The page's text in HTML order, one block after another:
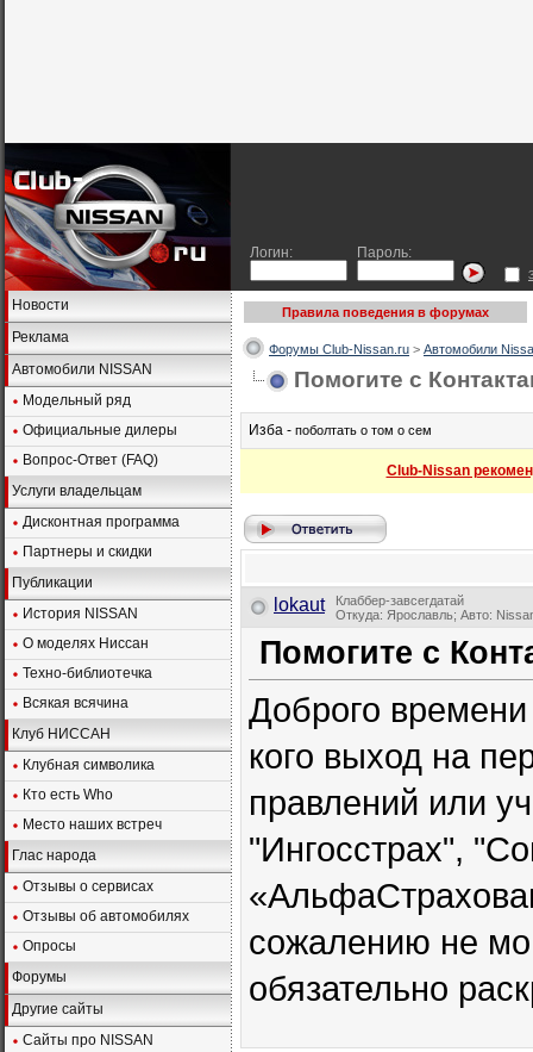
Логин: Пароль:
Новости
Реклама
Автомобили NISSAN
Модельный ряд
Официальные дилеры
Вопрос-Ответ (FAQ)
Услуги владельцам
Дисконтная программа
Партнеры и скидки
Публикации
История NISSAN
О моделях Ниссан
Техно-библиотечка
Всякая всячина
Клуб НИССАН
Клубная символика
Кто есть Who
Место наших встреч
Глас народа
Отзывы о сервисах
Отзывы об автомобилях
Опросы
Форумы
Другие сайты
Сайты про NISSAN
Правила поведения в форумах
Форумы Club-Nissan.ru > Автомобили
Помогите с
Изба - поболтать о том о сем
Club-Nissan
lokaut
Клаббер-завсегдатай
Откуда: Ярославль; Авто:
Помогите с
Доброго
кого выход на
правлений или
"Ингосстрах",
сожалению не
обязательно